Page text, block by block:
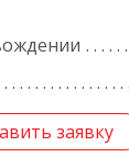
заявку
заявку